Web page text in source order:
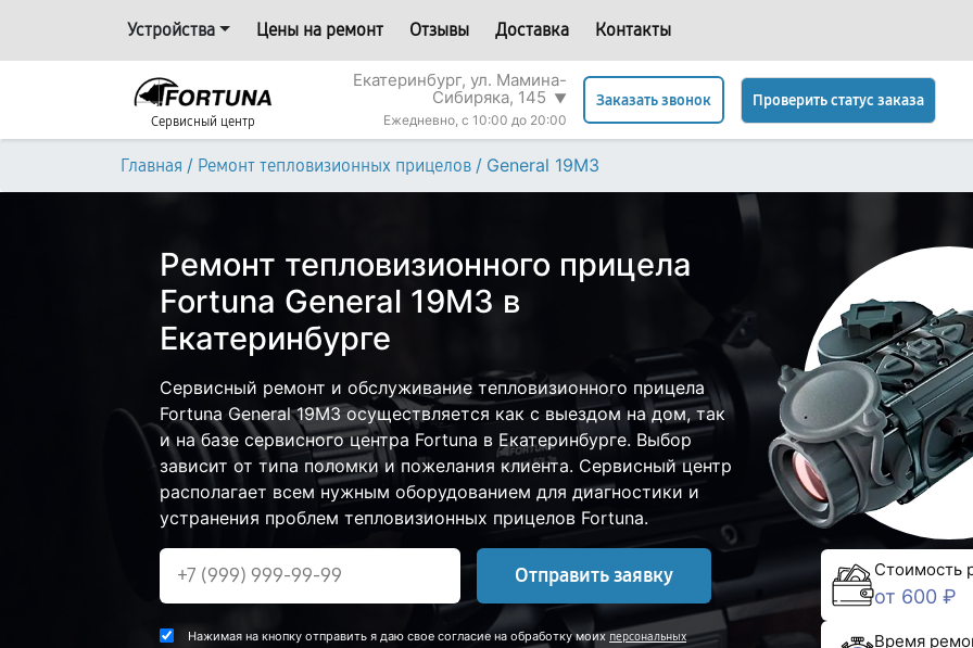
Устройства Цены на ремонт Отзывы Доставка Контакты
Сервисный центр
Екатеринбург, ул. Мамина-
Сибиряка, 145 ▼
Ежедневно, с 10:00 до 20:00
Заказать звонок Проверить статус заказа
Главная / Ремонт тепловизионных прицелов / General 19M3
Ремонт тепловизионного прицела
Fortuna General 19M3 в
Екатеринбурге
Сервисный ремонт и обслуживание тепловизионного прицела
Fortuna General 19M3 осуществляется как с выездом на дом, так
и на базе сервисного центра Fortuna в Екатеринбурге. Выбор
зависит от типа поломки и пожелания клиента. Сервисный центр
располагает всем нужным оборудованием для диагностики и
устранения проблем тепловизионных прицелов Fortuna.
Отправить заявку
Нажимая на кнопку отправить я даю свое согласие на обработку моихперсональных
Стоимость
от 600 ₽
Время